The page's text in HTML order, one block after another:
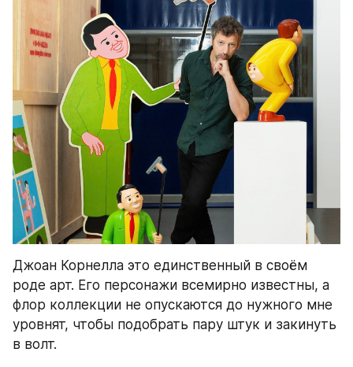
Джоан Корнелла это единственный в своём
роде арт. Его персонажи всемирно известны, а
флор коллекции не опускаются до нужного мне
уровнят, чтобы подобрать пару штук и закинуть
в волт.